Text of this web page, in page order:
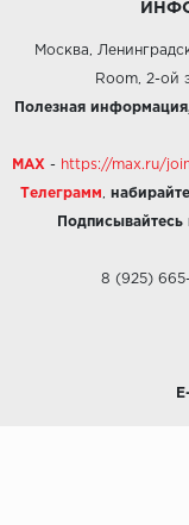
Москва,
Room, 2-ой
Полезная
MAX - https://max.ru/
Телеграмм
8 (925)